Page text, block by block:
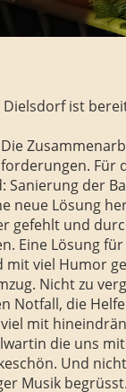
ist
Sanierung der
neue Lösung
gefehlt und
Eine Lösung
mit viel Humor
Nicht zu
Notfall, die
mit
die uns
Und
Musik begrüsst.